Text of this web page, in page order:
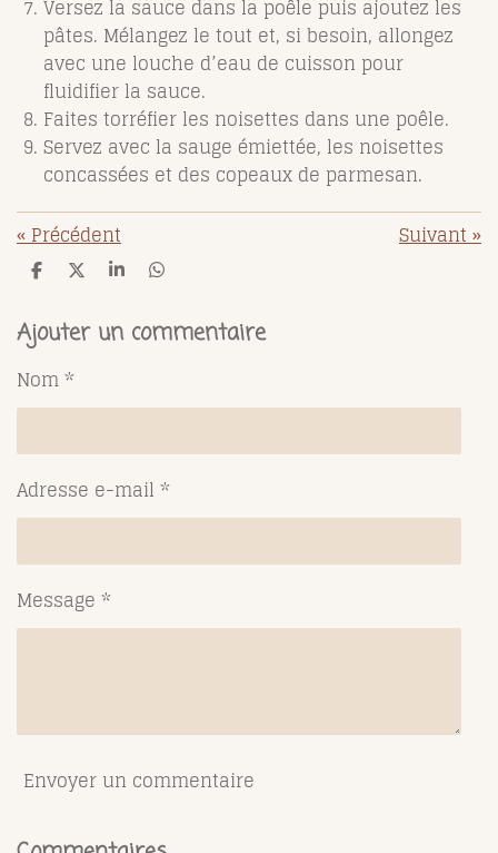
Versez la sauce dans la poêle puis ajoutez les
pâtes. Mélangez le tout et, si besoin, allongez
avec une louche d’eau de cuisson pour
fluidifier la sauce.
Faites torréfier les noisettes dans une poêle.
Servez avec la sauge émiettée, les noisettes
concassées et des copeaux de parmesan.
«Précédent Suivant»
P
t
a
e
r
P
t
a
r
P
t
a
r
P
t
a
r
Ajouter un commentaire
Nom *
Adresse e-mail *
Message *
Envoyer un commentaire